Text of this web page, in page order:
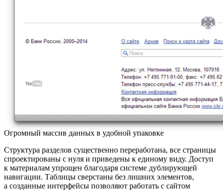
Огромный массив данных в удобной упаковке
Структура разделов существенно переработана, все страницы
спроектированы с нуля и приведены к единому виду. Доступ
к материалам упрощен благодаря системе дублирующей
навигации. Таблицы сверстаны без лишних элементов,
а созданные интерфейсы позволяют работать с сайтом